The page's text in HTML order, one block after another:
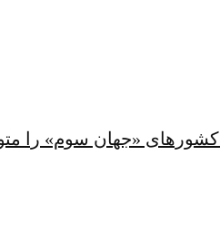
«جهان سوم» را